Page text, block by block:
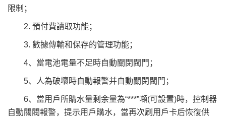
限制；
2. 預付費讀取功能；
3. 數據傳輸和保存的管理功能；
4、當電池電量不足時自動關閉閥門；
5、人為破壞時自動報警并自動關閉閥門；
6、當用戶所購水量剩余量為“***”噸(可設置)時，控制器
自動關閥報警，提示用戶購水，當再次刷用戶卡后恢復供